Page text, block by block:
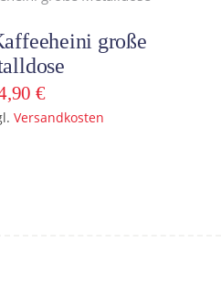
große
€
Versandkosten